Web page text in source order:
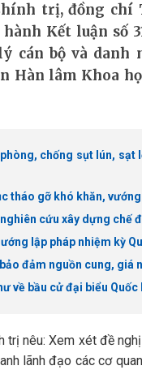
trị, đồng chí
Kết luận số
cán bộ và danh
Hàn lâm Khoa
chống sụt lún,
tháo gỡ khó khăn,
cứu xây dựng chế
lập pháp nhiệm kỳ
đảm nguồn cung,
về bầu cử đại biểu
nêu: Xem xét đề
lãnh đạo các cơ